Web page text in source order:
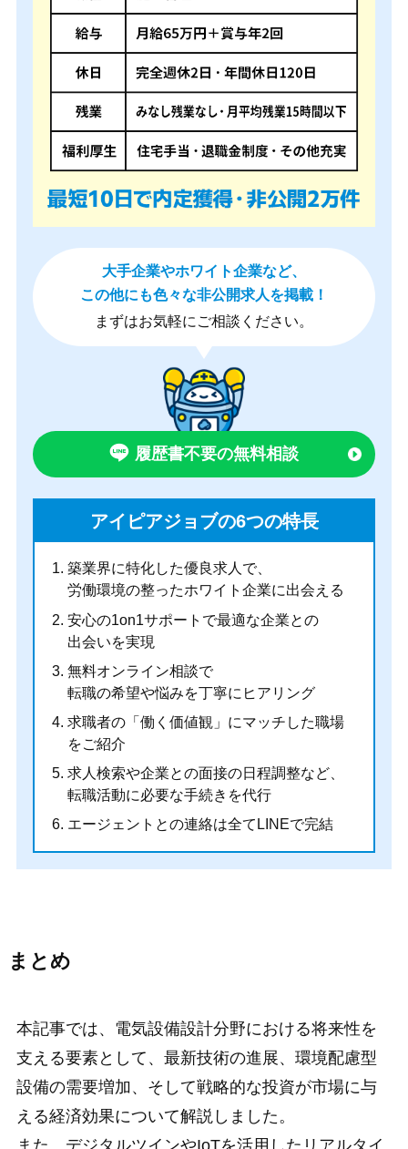
大手企業やホワイト企業など、
この他にも色々な非公開求人を掲載！
まずはお気軽にご相談ください。
履歴書不要の無料相談
アイピアジョブの6つの特長
築業界に特化した優良求人 で、
労働環境の整ったホワイト企業に出会える
安心の1on1サポート で最適な企業との
出会いを実現
無料オンライン相談で
転職の希望や悩みを丁寧にヒアリング
求職者の「働く価値観」にマッチした職場
をご紹介
求人検索や企業との面接の日程調整など、
転職活動に必要な手続きを代行
エージェントとの連絡は全てLINEで完結
まとめ
本記事では、電気設備設計分野における将来性を
支える要素として、最新技術の進展、環境配慮型
設備の需要増加、そして戦略的な投資が市場に与
える経済効果について解説しました。
また、デジタルツインやIoTを活用したリアルタイ